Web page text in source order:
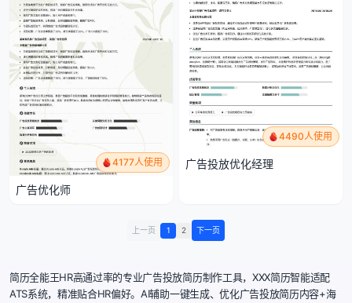
4177人使用
广告优化师
4490人使用
广告投放优化经理
上一页 1 2 下一页
简历全能王HR高通过率的专业广告投放简历制作工具，XXX简历智能适配
ATS系统，精准贴合HR偏好。AI辅助一键生成、优化广告投放简历内容+海